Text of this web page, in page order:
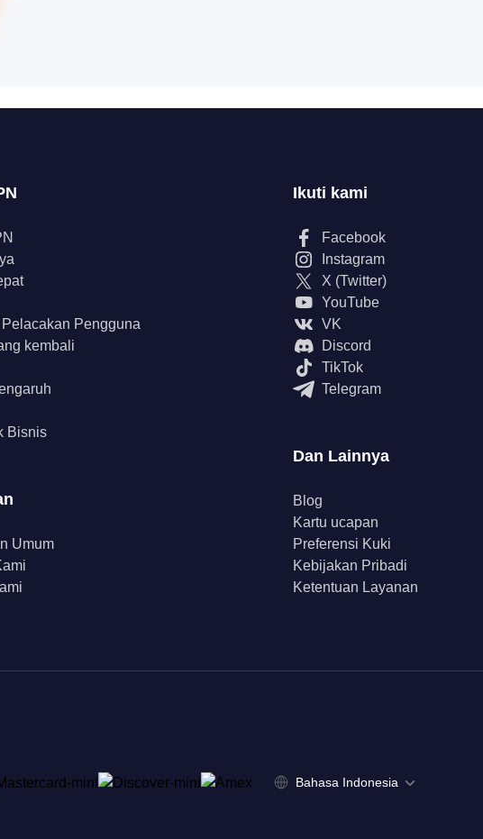
Pengguna
kembali
Bisnis
Umum
Ikuti kami
Facebook
Instagram
X (Twitter)
YouTube
VK
Discord
TikTok
Telegram
Dan Lainnya
Blog
Kartu ucapan
Preferensi Kuki
Kebijakan Pribadi
Ketentuan Layanan
Bahasa Indonesia